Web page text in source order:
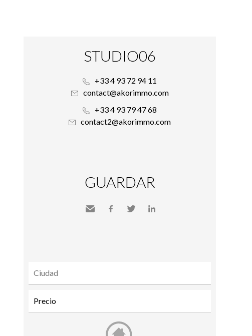
STUDIO06
+33 4 93 72 94 11
contact@akorimmo.com
+33 4 93 79 47 68
contact2@akorimmo.com
GUARDAR